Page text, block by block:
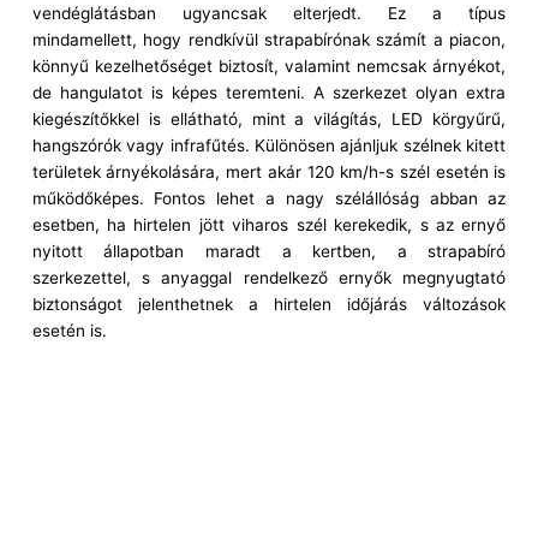
vendéglátásban ugyancsak elterjedt. Ez a típus
mindamellett, hogy rendkívül strapabírónak számít a piacon,
könnyű kezelhetőséget biztosít, valamint nemcsak árnyékot,
de hangulatot is képes teremteni. A szerkezet olyan extra
kiegészítőkkel is ellátható, mint a világítás, LED körgyűrű,
hangszórók vagy infrafűtés. Különösen ajánljuk szélnek kitett
területek árnyékolására, mert akár 120 km/h-s szél esetén is
működőképes. Fontos lehet a nagy szélállóság abban az
esetben, ha hirtelen jött viharos szél kerekedik, s az ernyő
nyitott állapotban maradt a kertben, a strapabíró
szerkezettel, s anyaggal rendelkező ernyők megnyugtató
biztonságot jelenthetnek a hirtelen időjárás változások
esetén is.